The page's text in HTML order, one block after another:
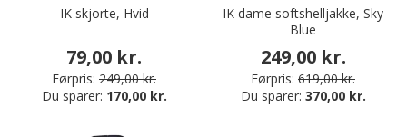
IK skjorte, Hvid
79,00 kr.
Førpris: 249,00 kr.
Du sparer: 170,00 kr.
IK dame softshelljakke, Sky
Blue
249,00 kr.
Førpris: 619,00 kr.
Du sparer: 370,00 kr.